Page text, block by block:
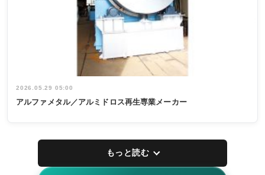
2026.05.29 05:00
アルファメタル／アルミドロス再生専業メーカー
もっと読む